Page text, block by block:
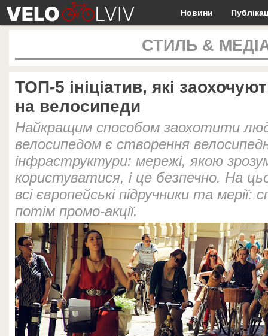
Новини
СТИЛЬ &
ТОП-5 ініціатив, які
на велосипеди
Найкращим способом заохотити
велосипедом є створення
інфраструктури: мережі, якою
користуватися, і це безпечно. На
всі європейські підручники та
потім промо-акції.